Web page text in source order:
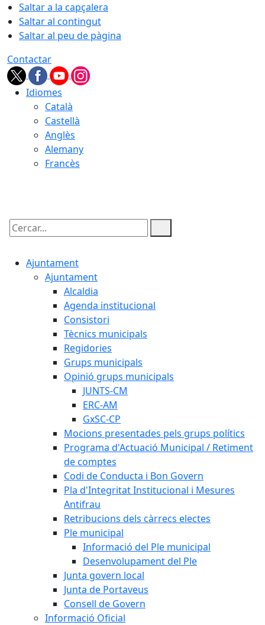
Saltar a la capçalera
Saltar al contingut
Saltar al peu de pàgina
Contactar
Idiomes
Català
Castellà
Anglès
Alemany
Francès
Cercar:
Ajuntament
Ajuntament
Alcaldia
Agenda institucional
Consistori
Tècnics municipals
Regidories
Grups municipals
Opinió grups municipals
JUNTS-CM
ERC-AM
GxSC-CP
Mocions presentades pels grups polítics
Programa d'Actuació Municipal / Retiment
de comptes
Codi de Conducta i Bon Govern
Pla d'Integritat Institucional i Mesures
Antifrau
Retribucions dels càrrecs electes
Ple municipal
Informació del Ple municipal
Desenvolupament del Ple
Junta govern local
Junta de Portaveus
Consell de Govern
Informació Oficial